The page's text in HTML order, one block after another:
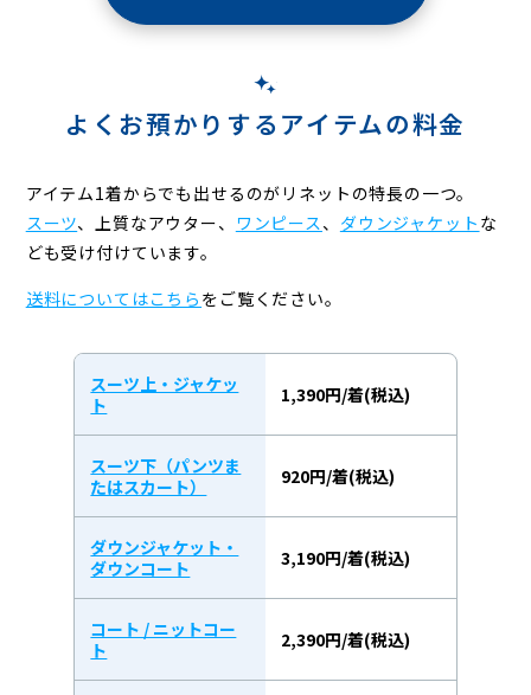
よくお預かりするアイテムの料金
アイテム1着からでも出せるのがリネットの特長の一つ。
スーツ、上質なアウター、 ワンピース 、 ダウンジャケット な
ども受け付けています。
送料についてはこちら をご覧ください。
スーツ上・ジャケッ
ト
1,390円/着(税込)
スーツ下（パンツま
たはスカート）
920円/着(税込)
ダウンジャケット・
ダウンコート
3,190円/着(税込)
コート / ニットコー
ト
2,390円/着(税込)